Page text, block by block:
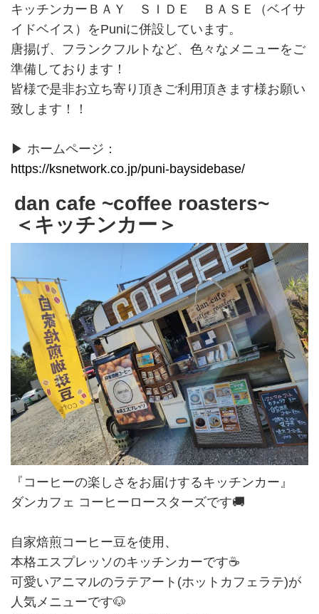
キッチンカーＢＡＹ ＳＩＤＥ ＢＡＳＥ（ベイサ
イドベイス）をPuniに併設しています。
唐揚げ、フランクフルトなど、色々なメニューをご
準備しております！
皆様で是非お立ち寄り頂きご利用頂きます様お願い
致します！！
▶ ホームページ：
https://ksnetwork.co.jp/puni-baysidebase/
dan cafe ~coffee roasters~
＜キッチンカー＞
『コーヒーの楽しさをお届けするキッチンカー』
ダンカフェ コーヒーロースターズです🚚
自家焙煎コーヒー豆を使用、
本格エスプレッソのキッチンカーです☕
可愛いアニマルのラテアート(ホットカフェラテ)が
人気メニューです🐶